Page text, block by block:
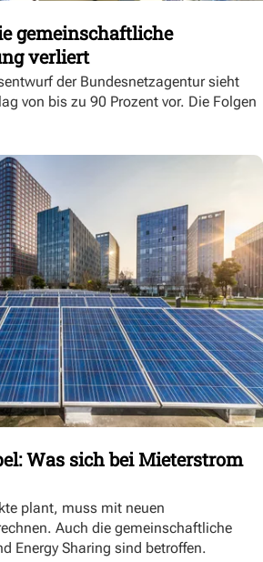
gemeinschaftliche
verliert
der Bundesnetzagentur sieht
von bis zu 90 Prozent vor. Die Folgen
Was sich bei Mieterstrom
plant, muss mit neuen
Auch die gemeinschaftliche
Energy Sharing sind betroffen.